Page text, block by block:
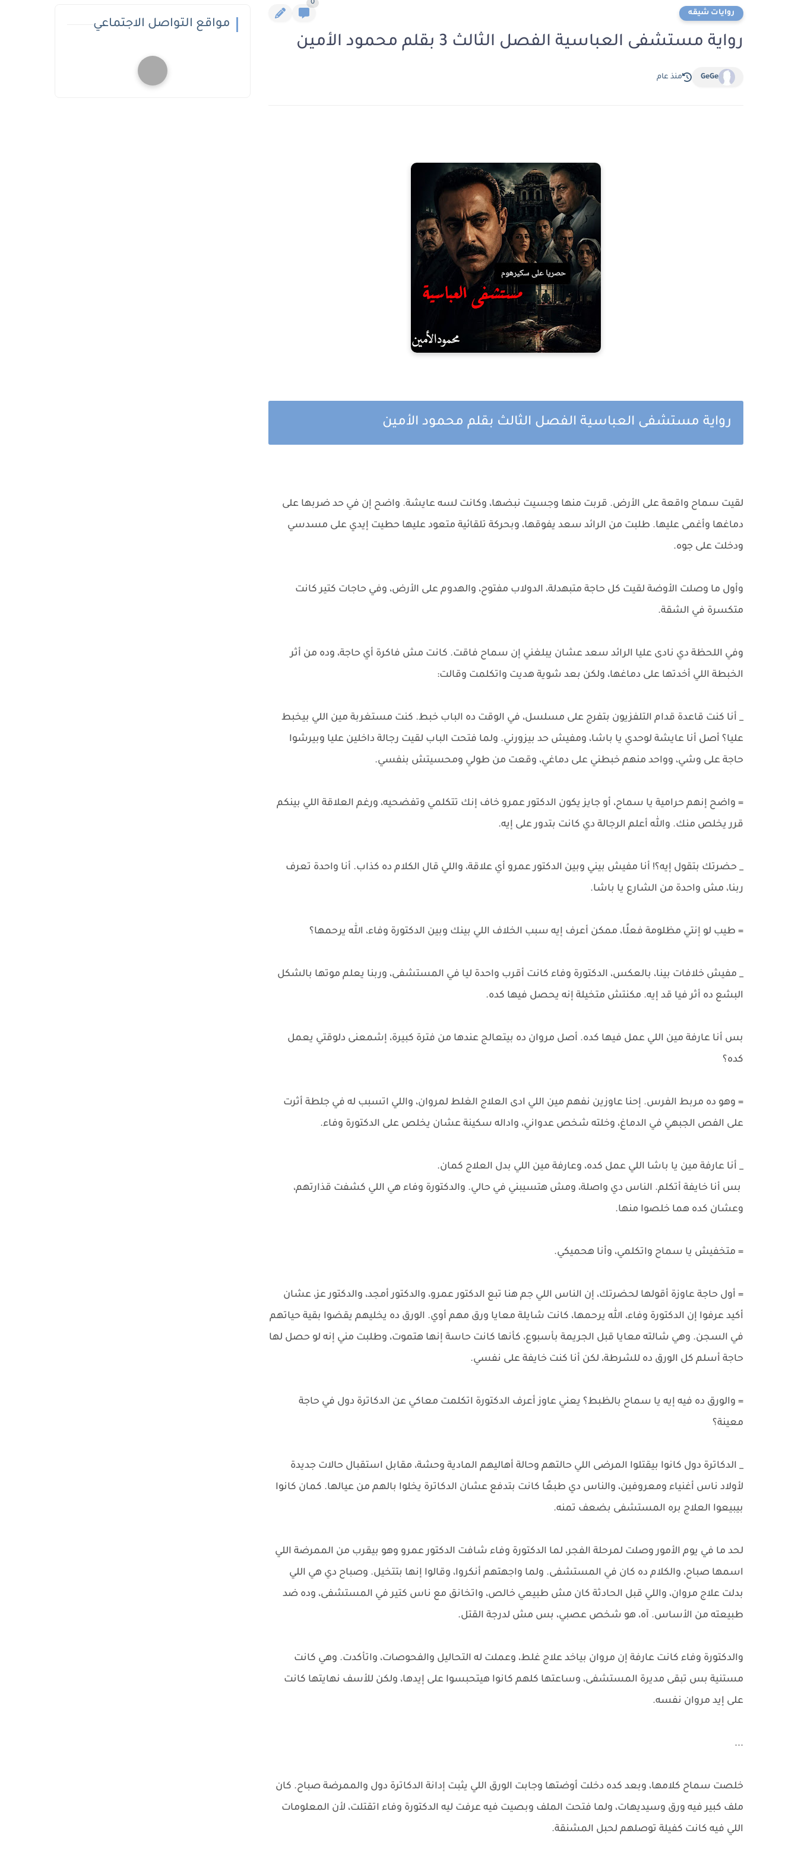
روايات شيقه
0
رواية مستشفى العباسية الفصل الثالث 3 بقلم محمود الأمين
GeGe منذ عام
رواية مستشفى العباسية الفصل الثالث بقلم محمود الأمين
لقيت سماح واقعة على الأرض. قربت منها وجسيت نبضها، وكانت لسه عايشة. واضح إن في حد ضربها على
دماغها وأغمى عليها. طلبت من الرائد سعد يفوقها، وبحركة تلقائية متعود عليها حطيت إيدي على مسدسي
ودخلت على جوه.
وأول ما وصلت الأوضة لقيت كل حاجة متبهدلة، الدولاب مفتوح، والهدوم على الأرض، وفي حاجات كتير كانت
متكسرة في الشقة.
وفي اللحظة دي نادى عليا الرائد سعد عشان يبلغني إن سماح فاقت. كانت مش فاكرة أي حاجة، وده من أثر
الخبطة اللي أخدتها على دماغها، ولكن بعد شوية هديت واتكلمت وقالت:
_ أنا كنت قاعدة قدام التلفزيون بتفرج على مسلسل، في الوقت ده الباب خبط. كنت مستغربة مين اللي بيخبط
عليا؟ أصل أنا عايشة لوحدي يا باشا، ومفيش حد بيزورني. ولما فتحت الباب لقيت رجالة داخلين عليا وبيرشوا
حاجة على وشي، وواحد منهم خبطني على دماغي، وقعت من طولي ومحسيتش بنفسي.
= واضح إنهم حرامية يا سماح، أو جايز يكون الدكتور عمرو خاف إنك تتكلمي وتفضحيه، ورغم العلاقة اللي بينكم
قرر يخلص منك. والله أعلم الرجالة دي كانت بتدور على إيه.
_ حضرتك بتقول إيه؟! أنا مفيش بيني وبين الدكتور عمرو أي علاقة، واللي قال الكلام ده كذاب. أنا واحدة تعرف
ربنا، مش واحدة من الشارع يا باشا.
= طيب لو إنتي مظلومة فعلًا، ممكن أعرف إيه سبب الخلاف اللي بينك وبين الدكتورة وفاء، الله يرحمها؟
_ مفيش خلافات بينا، بالعكس، الدكتورة وفاء كانت أقرب واحدة ليا في المستشفى، وربنا يعلم موتها بالشكل
البشع ده أثر فيا قد إيه. مكنتش متخيلة إنه يحصل فيها كده.
بس أنا عارفة مين اللي عمل فيها كده. أصل مروان ده بيتعالج عندها من فترة كبيرة، إشمعنى دلوقتي يعمل
كده؟
= وهو ده مربط الفرس. إحنا عاوزين نفهم مين اللي ادى العلاج الغلط لمروان، واللي اتسبب له في جلطة أثرت
على الفص الجبهي في الدماغ، وخلته شخص عدواني، واداله سكينة عشان يخلص على الدكتورة وفاء.
_ أنا عارفة مين يا باشا اللي عمل كده، وعارفة مين اللي بدل العلاج كمان.
بس أنا خايفة أتكلم. الناس دي واصلة، ومش هتسيبني في حالي. والدكتورة وفاء هي اللي كشفت قذارتهم،
وعشان كده هما خلصوا منها.
= متخفيش يا سماح واتكلمي، وأنا هحميكي.
= أول حاجة عاوزة أقولها لحضرتك، إن الناس اللي جم هنا تبع الدكتور عمرو، والدكتور أمجد، والدكتور عز، عشان
أكيد عرفوا إن الدكتورة وفاء، الله يرحمها، كانت شايلة معايا ورق مهم أوي. الورق ده يخليهم يقضوا بقية حياتهم
في السجن. وهي شالته معايا قبل الجريمة بأسبوع، كأنها كانت حاسة إنها هتموت، وطلبت مني إنه لو حصل لها
حاجة أسلم كل الورق ده للشرطة، لكن أنا كنت خايفة على نفسي.
= والورق ده فيه إيه يا سماح بالظبط؟ يعني عاوز أعرف الدكتورة اتكلمت معاكي عن الدكاترة دول في حاجة
معينة؟
_ الدكاترة دول كانوا بيقتلوا المرضى اللي حالتهم وحالة أهاليهم المادية وحشة، مقابل استقبال حالات جديدة
لأولاد ناس أغنياء ومعروفين، والناس دي طبعًا كانت بتدفع عشان الدكاترة يخلوا بالهم من عيالها. كمان كانوا
بيبيعوا العلاج بره المستشفى بضعف تمنه.
لحد ما في يوم الأمور وصلت لمرحلة الفجر، لما الدكتورة وفاء شافت الدكتور عمرو وهو بيقرب من الممرضة اللي
اسمها صباح، والكلام ده كان في المستشفى. ولما واجهتهم أنكروا، وقالوا إنها بتتخيل. وصباح دي هي اللي
بدلت علاج مروان، واللي قبل الحادثة كان مش طبيعي خالص، واتخانق مع ناس كتير في المستشفى، وده ضد
طبيعته من الأساس. آه، هو شخص عصبي، بس مش لدرجة القتل.
والدكتورة وفاء كانت عارفة إن مروان بياخد علاج غلط، وعملت له التحاليل والفحوصات، واتأكدت. وهي كانت
مستنية بس تبقى مديرة المستشفى، وساعتها كلهم كانوا هيتحبسوا على إيدها، ولكن للأسف نهايتها كانت
على إيد مروان نفسه.
...
خلصت سماح كلامها، وبعد كده دخلت أوضتها وجابت الورق اللي يثبت إدانة الدكاترة دول والممرضة صباح. كان
ملف كبير فيه ورق وسيديهات، ولما فتحت الملف وبصيت فيه عرفت ليه الدكتورة وفاء اتقتلت، لأن المعلومات
اللي فيه كانت كفيلة توصلهم لحبل المشنقة.
مواقع التواصل الاجتماعي